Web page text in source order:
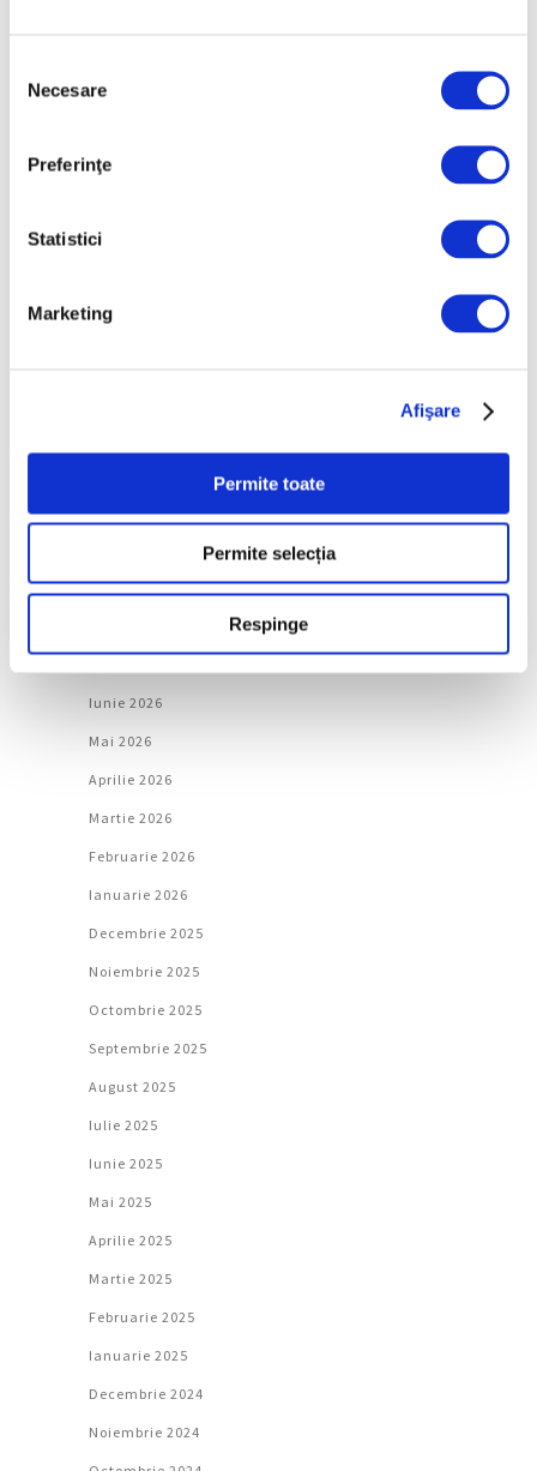
consimțământului
Necesare
Preferinţe
Statistici
Marketing
Afişare
Permite toate
Permite selecția
Respinge
Categorii
Urmăreşte-ne pe
Arhivă
Iunie 2026
Mai 2026
Aprilie 2026
Martie 2026
Februarie 2026
Ianuarie 2026
Decembrie 2025
Noiembrie 2025
Octombrie 2025
Septembrie 2025
August 2025
Iulie 2025
Iunie 2025
Mai 2025
Aprilie 2025
Martie 2025
Februarie 2025
Ianuarie 2025
Decembrie 2024
Noiembrie 2024